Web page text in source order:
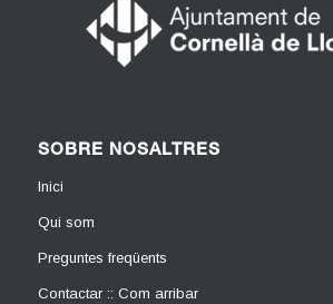
SOBRE NOSALTRES
Inici
Qui som
Preguntes freqüents
Contactar :: Com arribar